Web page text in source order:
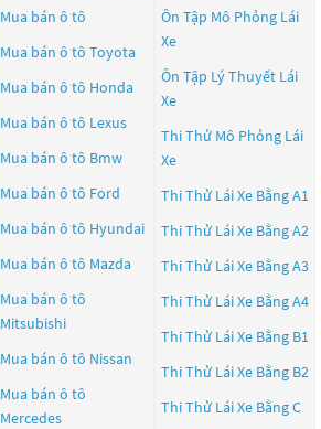
Mua bán ô tô
Mua bán ô tô Toyota
Mua bán ô tô Honda
Mua bán ô tô Lexus
Mua bán ô tô Bmw
Mua bán ô tô Ford
Mua bán ô tô Hyundai
Mua bán ô tô Mazda
Mua bán ô tô
Mitsubishi
Mua bán ô tô Nissan
Mua bán ô tô
Mercedes
Ôn Tập Mô Phỏng Lái
Xe
Ôn Tập Lý Thuyết Lái
Xe
Thi Thử Mô Phỏng Lái
Xe
Thi Thử Lái Xe Bằng A1
Thi Thử Lái Xe Bằng A2
Thi Thử Lái Xe Bằng A3
Thi Thử Lái Xe Bằng A4
Thi Thử Lái Xe Bằng B1
Thi Thử Lái Xe Bằng B2
Thi Thử Lái Xe Bằng C